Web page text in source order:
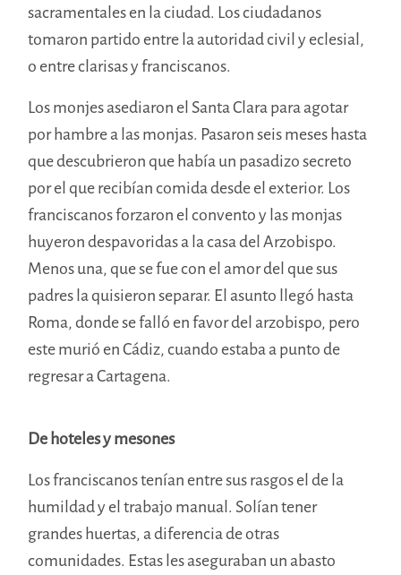
sacramentales en la ciudad. Los ciudadanos
tomaron partido entre la autoridad civil y eclesial,
o entre clarisas y franciscanos.
Los monjes asediaron el Santa Clara para agotar
por hambre a las monjas. Pasaron seis meses hasta
que descubrieron que había un pasadizo secreto
por el que recibían comida desde el exterior. Los
franciscanos forzaron el convento y las monjas
huyeron despavoridas a la casa del Arzobispo.
Menos una, que se fue con el amor del que sus
padres la quisieron separar. El asunto llegó hasta
Roma, donde se falló en favor del arzobispo, pero
este murió en Cádiz, cuando estaba a punto de
regresar a Cartagena.
De hoteles y mesones
Los franciscanos tenían entre sus rasgos el de la
humildad y el trabajo manual. Solían tener
grandes huertas, a diferencia de otras
comunidades. Estas les aseguraban un abasto